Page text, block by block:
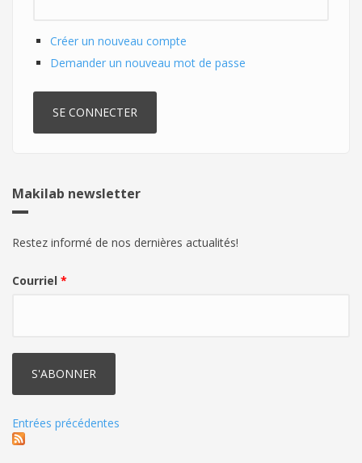
Créer un nouveau compte
Demander un nouveau mot de passe
Makilab newsletter
Restez informé de nos dernières actualités!
Courriel *
Entrées précédentes